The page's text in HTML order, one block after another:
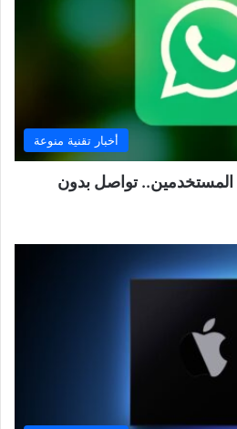
أخبار تقنية منوعة
المستخدمين.. تواصل بدون